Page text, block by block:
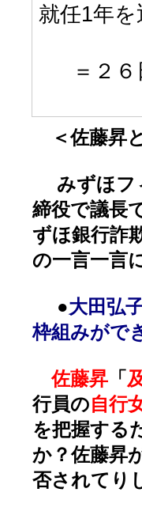
就任1年
＝２
＜佐藤昇
みずほフ
締役で議長
ずほ銀行詐
の一言一言
●大田弘
枠組みがで
佐藤昇 「
行員の自行
を把握する
か？佐藤昇
否されてり